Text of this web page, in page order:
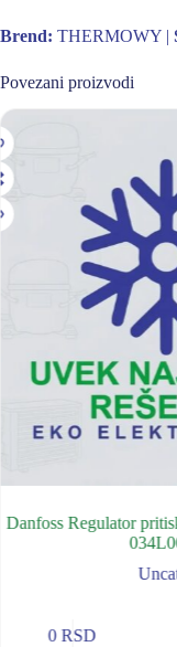
Brend: THERMOWY |
Povezani proizvodi
Danfoss Regulator
0RSD